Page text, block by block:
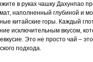
в руках чашку Дахунпао
наполненный глубиной и
китайские горы. Каждый
исключительным вкусом,
Это не просто чай –
подхода.